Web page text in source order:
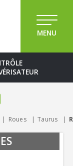
MENU
Roues Taurus